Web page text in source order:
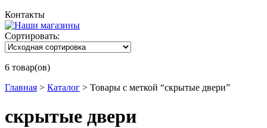
Контакты
Сортировать:
6 товар(ов)
Главная > Каталог > Товары с меткой “скрытые двери”
скрытые двери